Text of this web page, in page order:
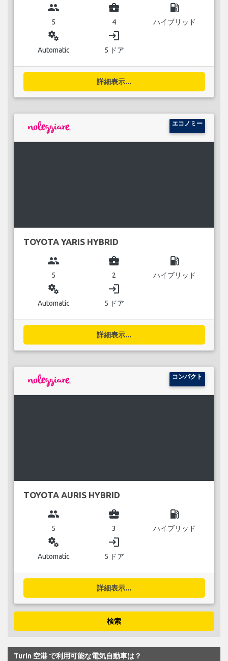
group
5
business_center
4
local_gas_station
ハイブリッド
miscellaneous_services
Automatic
login
5 ドア
詳細表示...
エコノミー
TOYOTA YARIS HYBRID
group
5
business_center
2
local_gas_station
ハイブリッド
miscellaneous_services
Automatic
login
5 ドア
詳細表示...
コンパクト
TOYOTA AURIS HYBRID
group
5
business_center
3
local_gas_station
ハイブリッド
miscellaneous_services
Automatic
login
5 ドア
詳細表示...
検索
Turin 空港 で利用可能な電気自動車は？